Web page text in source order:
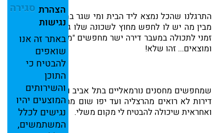
סגירה הצהרת
נגישות
באתר זה אנו
שואפים
להבטיח כי
התוכן
והשירותים
המוצעים יהיו
נגישים לכלל
המשתמשים,
התרגלנו שהכל נמצא ליד הבית ומי שגר בתל אביב בכלל לא
מבין מה יש לו לחפש מחוץ לשכונה שלו גם שצריכים פתרון
זמני לתכולה במעבר דירה ישר מחפשים "מחסנים בתל אביב"
ומוצאים... זהו שלא!
שמחפשים מחסנים נורמאליים בתל אביב ו/או שירותי אחסון
דירות לא רואים מהרצליה ועד יפו שום מחסן בחברה מוכרת
ואחראית שיכולה להבטיח לי מקום משלי.